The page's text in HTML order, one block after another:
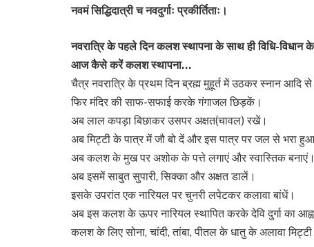
नवमं सिद्धिदात्री च नवदुर्गाः प्रकीर्तिताः।
नवरात्रि के पहले दिन कलश स्थापना के साथ ही विधि-विधान
आज कैसे करें कलश स्थापना…
चैत्र नवरात्रि के प्रथम दिन ब्रह्म मुहूर्त में उठकर स्नान आदि
फिर मंदिर की साफ-सफाई करके गंगाजल छिड़कें।
अब लाल कपड़ा बिछाकर उसपर अक्षत(चावल) रखें।
अब मिट्टी के पात्र में जौ बो दें और इस पात्र पर जल से भरा
अब कलश के मुख पर अशोक के पत्ते लगाएं और स्वास्तिक बनाएं।
अब इसमें साबुत सुपारी, सिक्का और अक्षत डालें।
इसके उपरांत एक नारियल पर चुनरी लपेटकर कलावा बांधें।
अब इस कलश के ऊपर नारियल स्थापित करके देवि दुर्गा का
कलश के लिए सोना, चांदी, तांबा, पीतल के धातु के अलावा